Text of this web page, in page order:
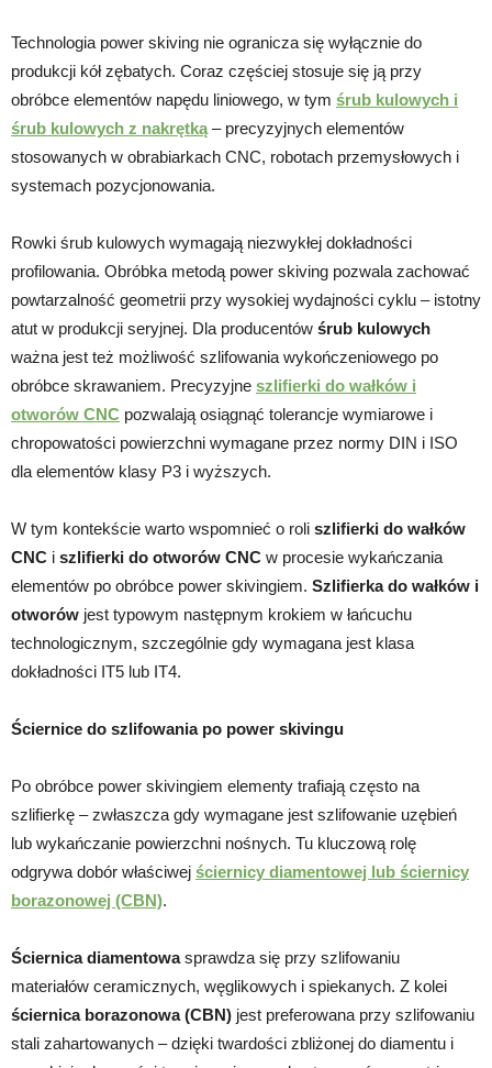
Technologia power skiving nie ogranicza się wyłącznie do
produkcji kół zębatych. Coraz częściej stosuje się ją przy
obróbce elementów napędu liniowego, w tym śrub kulowych i
śrub kulowych z nakrętką – precyzyjnych elementów
stosowanych w obrabiarkach CNC, robotach przemysłowych i
systemach pozycjonowania.
Rowki śrub kulowych wymagają niezwykłej dokładności
profilowania. Obróbka metodą power skiving pozwala zachować
powtarzalność geometrii przy wysokiej wydajności cyklu – istotny
atut w produkcji seryjnej. Dla producentów śrub kulowych
ważna jest też możliwość szlifowania wykończeniowego po
obróbce skrawaniem. Precyzyjne szlifierki do wałków i
otworów CNC pozwalają osiągnąć tolerancje wymiarowe i
chropowatości powierzchni wymagane przez normy DIN i ISO
dla elementów klasy P3 i wyższych.
W tym kontekście warto wspomnieć o roli szlifierki do wałków
CNC i szlifierki do otworów CNC w procesie wykańczania
elementów po obróbce power skivingiem. Szlifierka do wałków i
otworów jest typowym następnym krokiem w łańcuchu
technologicznym, szczególnie gdy wymagana jest klasa
dokładności IT5 lub IT4.
Ściernice do szlifowania po power skivingu
Po obróbce power skivingiem elementy trafiają często na
szlifierkę – zwłaszcza gdy wymagane jest szlifowanie uzębień
lub wykańczanie powierzchni nośnych. Tu kluczową rolę
odgrywa dobór właściwej ściernicy diamentowej lub ściernicy
borazonowej (CBN).
Ściernica diamentowasprawdza się przy szlifowaniu
materiałów ceramicznych, węglikowych i spiekanych. Z kolei
ściernica borazonowa (CBN) jest preferowana przy szlifowaniu
stali zahartowanych – dzięki twardości zbliżonej do diamentu i